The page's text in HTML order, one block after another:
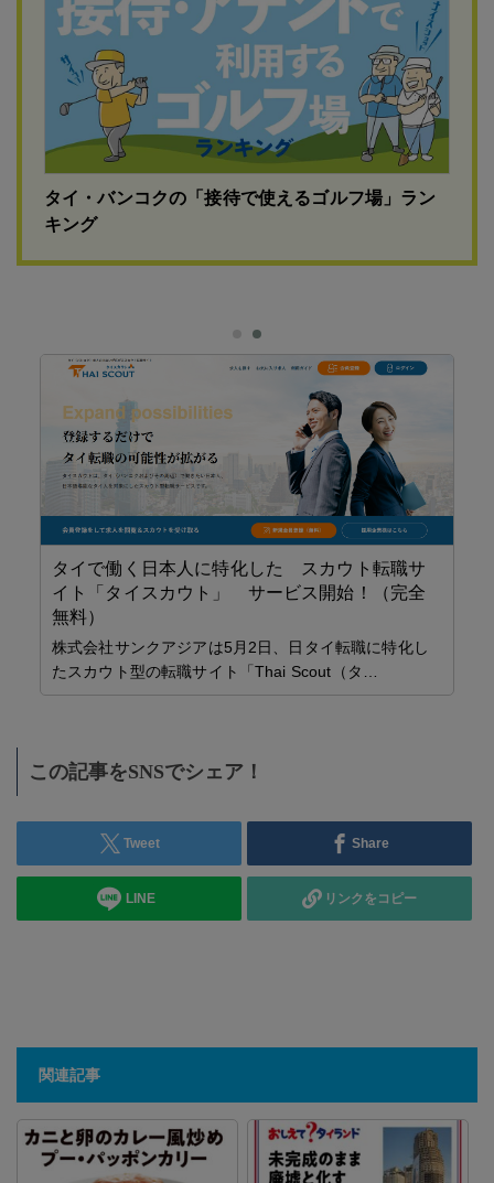
タイ・バンコクの「接待で使えるゴルフ場」ラン
キング
タイで働く日本人に特化した スカウト転職サ
イト「タイスカウト」 サービス開始！（完全
無料）
株式会社サンクアジアは5月2日、日タイ転職に特化し
たスカウト型の転職サイト「Thai Scout（タ…
この記事をSNSでシェア！
Tweet Share
LINE リンクをコピー
関連記事